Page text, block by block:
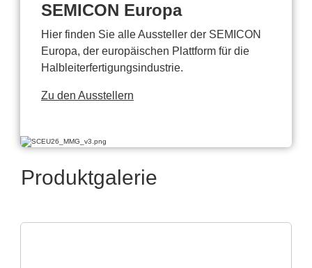
SEMICON Europa
Hier finden Sie alle Aussteller der SEMICON
Europa, der europäischen Plattform für die
Halbleiterfertigungsindustrie.
Zu den Ausstellern
Produktgalerie